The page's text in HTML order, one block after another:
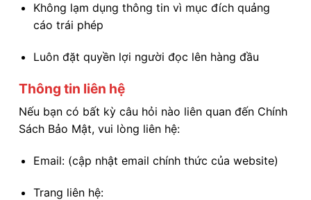
Không lạm dụng thông tin vì mục đích quảng
cáo trái phép
Luôn đặt quyền lợi người đọc lên hàng đầu
Thông tin liên hệ
Nếu bạn có bất kỳ câu hỏi nào liên quan đến Chính
Sách Bảo Mật, vui lòng liên hệ:
Email: (cập nhật email chính thức của website)
Trang liên hệ: